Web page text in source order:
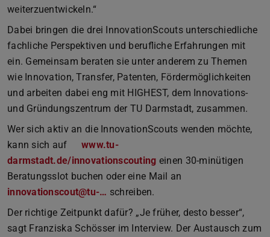
weiterzuentwickeln.“
Dabei bringen die drei InnovationScouts unterschiedliche
fachliche Perspektiven und berufliche Erfahrungen mit
ein. Gemeinsam beraten sie unter anderem zu Themen
wie Innovation, Transfer, Patenten, Fördermöglichkeiten
und arbeiten dabei eng mit HIGHEST, dem Innovations-
und Gründungszentrum der TU Darmstadt, zusammen.
Wer sich aktiv an die InnovationScouts wenden möchte,
kann sich auf
www.tu-
darmstadt.de/innovationscouting einen 30-minütigen
Beratungsslot buchen oder eine Mail an
innovationscout@tu-… schreiben.
Der richtige Zeitpunkt dafür? „Je früher, desto besser“,
sagt Franziska Schösser im Interview. Der Austausch zum